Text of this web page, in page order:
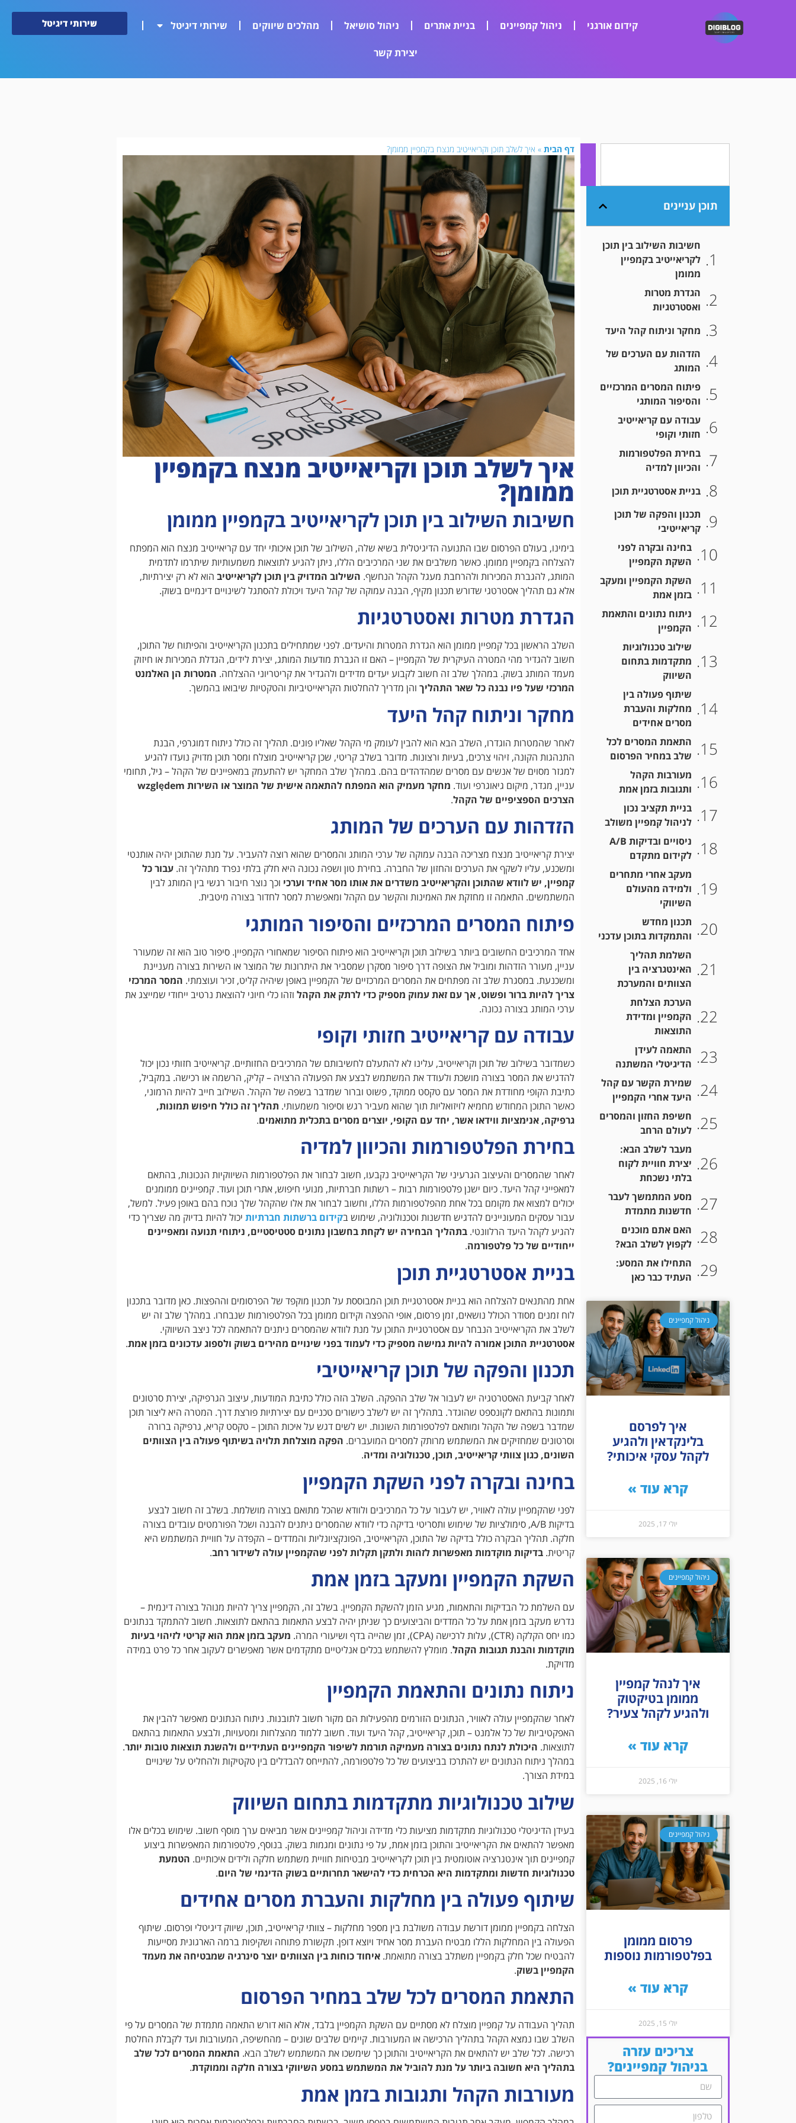
קידום אורגני ניהול קמפיינים בניית אתרים ניהול סושיאל מהלכים שיווקים שירותי דיגיטל
יצירת קשר
שירותי דיגיטל
חיפוש
תוכן עניינים
חשיבות השילוב בין תוכן
לקריאייטיב בקמפיין
ממומן
הגדרת מטרות
ואסטרטגיות
מחקר וניתוח קהל היעד
הזדהות עם הערכים של
המותג
פיתוח המסרים המרכזיים
והסיפור המותגי
עבודה עם קריאייטיב
חזותי וקופי
בחירת הפלטפורמות
והכיוון למדיה
בניית אסטרטגיית תוכן
תכנון והפקה של תוכן
קריאייטיבי
בחינה ובקרה לפני
השקת הקמפיין
השקת הקמפיין ומעקב
בזמן אמת
ניתוח נתונים והתאמת
הקמפיין
שילוב טכנולוגיות
מתקדמות בתחום
השיווק
שיתוף פעולה בין
מחלקות והעברת
מסרים אחידים
התאמת המסרים לכל
שלב במחיר הפרסום
מעורבות הקהל
ותגובות בזמן אמת
בניית תקציב נכון
לניהול קמפיין משולב
ניסויים ובדיקות A/B
לקידום מתקדם
מעקב אחרי מתחרים
ולמידה מהעולם
השיווקי
תכנון מחדש
והתמקדות בתוכן עדכני
השלמת תהליך
האינטגרציה בין
הצוותים והמערכת
הערכת הצלחת
הקמפיין ומדידת
התוצאות
התאמה לעידן
הדיגיטלי המשתנה
שמירת הקשר עם קהל
היעד אחרי הקמפיין
חשיפת החזון והמסרים
לעולם הרחב
מעבר לשלב הבא:
יצירת חוויית לקוח
בלתי נשכחת
מסע המתמשך לעבר
חדשנות מתמדת
האם אתם מוכנים
לקפוץ לשלב הבא?
התחילו את המסע:
העתיד כבר כאן
ניהול קמפיינים
איך לפרסם
בלינקדאין ולהגיע
לקהל עסקי איכותי?
קרא עוד »
יולי 17, 2025
ניהול קמפיינים
איך לנהל קמפיין
ממומן בטיקטוק
ולהגיע לקהל צעיר?
קרא עוד »
יולי 16, 2025
ניהול קמפיינים
פרסום ממומן
בפלטפורמות נוספות
קרא עוד »
יולי 15, 2025
צריכים עזרה
בניהול קמפיינים?
דף הבית » איך לשלב תוכן וקריאייטיב מנצח בקמפיין ממומן?
איך לשלב תוכן וקריאייטיב מנצח בקמפיין
ממומן?
חשיבות השילוב בין תוכן לקריאייטיב בקמפיין ממומן
בימינו, בעולם הפרסום שבו התנועה הדיגיטלית בשיא שלה, השילוב של תוכן איכותי יחד עם קריאייטיב מנצח הוא המפתח
להצלחה בקמפיין ממומן. כאשר משלבים את שני המרכיבים הללו, ניתן להגיע לתוצאות משמעותיות שיתרמו לתדמית
המותג, להגברת המכירות ולהרחבת מעגל הקהל הנחשף. השילוב המדויק בין תוכן לקריאייטיב הוא לא רק יצירתיות,
אלא גם תהליך אסטרטגי שדורש תכנון מקיף, הבנה עמוקה של קהל היעד ויכולת להסתגל לשינויים דינמיים בשוק.
הגדרת מטרות ואסטרטגיות
השלב הראשון בכל קמפיין ממומן הוא הגדרת המטרות והיעדים. לפני שמתחילים בתכנון הקריאייטיב והפיתוח של התוכן,
חשוב להגדיר מהי המטרה העיקרית של הקמפיין – האם זו הגברת מודעות המותג, יצירת לידים, הגדלת המכירות או חיזוק
מעמד המותג בשוק. במהלך שלב זה חשוב לקבוע יעדים מדידים ולהגדיר את קריטריוני ההצלחה. המטרות הן האלמנט
המרכזי שעל פיו נבנה כל שאר התהליך והן מדריך להחלטות הקריאייטיביות והטקטיות שיבואו בהמשך.
מחקר וניתוח קהל היעד
לאחר שהמטרות הוגדרו, השלב הבא הוא להבין לעומק מי הקהל שאליו פונים. תהליך זה כולל ניתוח דמוגרפי, הבנת
התנהגות הקונה, זיהוי צרכים, בעיות ורצונות. מדובר בשלב קריטי, שכן קריאייטיב מוצלח ומסר תוכן מדויק נועדו להגיע
למגזר מסוים של אנשים עם מסרים שמהדהדים בהם. במהלך שלב המחקר יש להתעמק במאפיינים של הקהל – גיל, תחומי
עניין, מגדר, מיקום גיאוגרפי ועוד.
מחקר מעמיק הוא המפתח להתאמה אישית של המוצר או השירות względem
הצרכים הספציפיים של הקהל.
הזדהות עם הערכים של המותג
יצירת קריאייטיב מנצח מצריכה הבנה עמוקה של ערכי המותג והמסרים שהוא רוצה להעביר. על מנת שהתוכן יהיה אותנטי
ומשכנע, עליו לשקף את הערכים והחזון של החברה. בחירת טון ושפה נכונה היא חלק בלתי נפרד מתהליך זה.עבור כל
קמפיין, יש לוודא שהתוכן והקריאייטיב משדרים את אותו מסר אחיד וערכי וכך נוצר חיבור רגשי בין המותג לבין
המשתמשים. התאמה זו מחזקת את האמינות והקשר עם הקהל ומאפשרת למסר לחדור בצורה מיטבית.
פיתוח המסרים המרכזיים והסיפור המותגי
אחד המרכיבים החשובים ביותר בשילוב תוכן וקריאייטיב הוא פיתוח הסיפור שמאחורי הקמפיין. סיפור טוב הוא זה שמעורר
עניין, מעורר הזדהות ומוביל את הצופה דרך סיפור מסקרן שמסביר את היתרונות של המוצר או השירות בצורה מעניינת
ומשכנעת. במסגרת שלב זה מפתחים את המסרים המרכזיים של הקמפיין באופן שיהיה קליט, זכיר ועוצמתי. המסר המרכזי
צריך להיות ברור ופשוט, אך עם זאת עמוק מספיק כדי לרתק את הקהל וזהו כלי חיוני להוצאת נרטיב ייחודי שמייצג את
ערכי המותג בצורה נכונה.
עבודה עם קריאייטיב חזותי וקופי
כשמדובר בשילוב של תוכן וקריאייטיב, עלינו לא להתעלם לחשיבותם של המרכיבים החזותיים. קריאייטיב חזותי נכון יכול
להדגיש את המסר בצורה מושכת ולעודד את המשתמש לבצע את הפעולה הרצויה – קליק, הרשמה או רכישה. במקביל,
כתיבת הקופי מחודדת את המסר עם טקסט ממוקד, פשוט וברור שמדבר בשפה של הקהל. השילוב חייב להיות הרמוני,
כאשר התוכן המחודש מחמיא לויזואליות תוך שהוא מעביר רגש וסיפור משמעותי. תהליך זה כולל חיפוש תמונות,
גרפיקה, אנימציות ווידאו אשר, יחד עם הקופי, יוצרים מסרים בתכלית מתואמים.
בחירת הפלטפורמות והכיוון למדיה
לאחר שהמסרים והעיצוב הגרעיני של הקריאייטיב נקבעו, חשוב לבחור את הפלטפורמות השיווקיות הנכונות, בהתאם
למאפייני קהל היעד. כיום ישנן פלטפורמות רבות – רשתות חברתיות, מנועי חיפוש, אתרי תוכן ועוד. קמפיינים ממומנים
יכולים למצוא את מקומם בכל אחת מהפלטפורמות הללו, וחשוב לבחור את אלו שהקהל שלך נוכח בהם באופן פעיל. למשל,
עבור עסקים המעוניינים להדגיש חדשנות וטכנולוגיה, שימוש בקידום ברשתות חברתיות יכול להיות בדיוק מה שצריך כדי
להגיע לקהל היעד הרלוונטי.בתהליך הבחירה יש לקחת בחשבון נתונים סטטיסטיים, ניתוחי תנועה ומאפיינים
ייחודיים של כל פלטפורמה.
בניית אסטרטגיית תוכן
אחת מהתנאים להצלחה הוא בניית אסטרטגיית תוכן המבוססת על תכנון מוקפד של הפרסומים וההפצות. כאן מדובר בתכנון
לוח זמנים מסודר הכולל נושאים, זמן פרסום, אופי ההפצה וקידום ממומן בכל הפלטפורמות שנבחרו. במהלך שלב זה יש
לשלב את הקריאייטיב הנבחר עם אסטרטגיית התוכן על מנת לוודא שהמסרים ניתנים להתאמה לכל ניצב השיווקי.
אסטרטגיית התוכן אמורה להיות גמישה מספיק כדי לעמוד בפני שינויים מהירים בשוק ולספוג עדכונים בזמן אמת.
תכנון והפקה של תוכן קריאייטיבי
לאחר קביעת האסטרטגיה יש לעבור אל שלב ההפקה. השלב הזה כולל כתיבת המודעות, עיצוב הגרפיקה, יצירת סרטונים
ותמונות בהתאם לקונספט שהוגדר. בתהליך זה יש לשלב כישורים טכניים עם יצירתיות פורצת דרך. המטרה היא ליצור תוכן
שמדבר בשפה של הקהל ומותאם לפלטפורמות השונות. יש לשים דגש על איכות התוכן – טקסט קריא, גרפיקה ברורה
וסרטונים שמחזיקים את המשתמש מרותק למסרים המועברים. הפקה מוצלחת תלויה בשיתוף פעולה בין הצוותים
השונים, כגון צוותי קריאייטיב, תוכן, טכנולוגיה ומדיה.
בחינה ובקרה לפני השקת הקמפיין
לפני שהקמפיין עולה לאוויר, יש לעבור על כל המרכיבים ולוודא שהכל מתואם בצורה מושלמת. בשלב זה חשוב לבצע
בדיקות A/B, סימולציות של שימוש ותסריטי בדיקה כדי לוודא שהמסרים ניתנים להבנה ושכל הפורמטים עובדים בצורה
חלקה. תהליך הבקרה כולל בדיקה של התוכן, הקריאייטיב, הפונקציונליות והמדדים – הקפדה על חוויית המשתמש היא
קריטית.בדיקות מוקדמות מאפשרות לזהות ולתקן תקלות לפני שהקמפיין עולה לשידור רחב.
השקת הקמפיין ומעקב בזמן אמת
עם השלמת כל הבדיקות והתאמות, מגיע הזמן להשקת הקמפיין. בשלב זה, הקמפיין צריך להיות מנוהל בצורה דינמית –
נדרש מעקב בזמן אמת על כל המדדים והביצועים כך שניתן יהיה לבצע התאמות בהתאם לתוצאות. חשוב להתמקד בנתונים
כמו יחס הקלקה (CTR), עלות לרכישה (CPA), זמן שהייה בדף ושיעורי המרה.
מעקב בזמן אמת הוא קריטי לזיהוי בעיות
מוקדמות והבנת תגובות הקהל. מומלץ להשתמש בכלים אנליטיים מתקדמים אשר מאפשרים לעקוב אחר כל פרט במידה
מדויקת.
ניתוח נתונים והתאמת הקמפיין
לאחר שהקמפיין עולה לאוויר, הנתונים הזורמים מהפעילות הם מקור חשוב לתובנות. ניתוח הנתונים מאפשר להבין את
האפקטיביות של כל אלמנט – תוכן, קריאייטיב, קהל היעד ועוד. חשוב ללמוד מהצלחות ומטעויות, ולבצע התאמות בהתאם
לתוצאות. היכולת לנתח נתונים בצורה מעמיקה תורמת לשיפור הקמפיינים העתידיים ולהשגת תוצאות טובות יותר.
במהלך ניתוח הנתונים יש להתרכז בביצועים של כל פלטפורמה, להתייחס להבדלים בין טקטיקות ולהחליט על שינויים
במידת הצורך.
שילוב טכנולוגיות מתקדמות בתחום השיווק
בעידן הדיגיטלי טכנולוגיות מתקדמות מציעות כלי מדידה וניהול קמפיינים אשר מביאים ערך מוסף חשוב. שימוש בכלים אלו
מאפשר להתאים את הקריאייטיב והתוכן בזמן אמת, על פי נתונים ומגמות בשוק. בנוסף, פלטפורמות המאפשרות ביצוע
קמפיינים תוך אינטגרציה אוטומטית בין תוכן לקריאייטיב מבטיחות חוויית משתמש חלקה ולידים איכותיים. הטמעת
טכנולוגיות חדשות ומתקדמות היא הכרחית כדי להישאר תחרותיים בשוק הדינמי של היום.
שיתוף פעולה בין מחלקות והעברת מסרים אחידים
הצלחה בקמפיין ממומן דורשת עבודה משולבת בין מספר מחלקות – צוותי קריאייטיב, תוכן, שיווק דיגיטלי ופרסום. שיתוף
הפעולה בין המחלקות הללו מבטיח העברת מסר אחיד ויוצא דופן. תקשורת פתוחה ושקיפות ברמה הארגונית מסייעות
להבטיח שכל חלק בקמפיין משתלב בצורה מתואמת.איחוד כוחות בין הצוותים יוצר סינרגיה שמבטיחה את מעמד
הקמפיין בשוק.
התאמת המסרים לכל שלב במחיר הפרסום
תהליך העבודה על קמפיין מוצלח לא מסתיים עם השקת הקמפיין בלבד, אלא הוא דורש התאמה מתמדת של המסרים על פי
השלב שבו נמצא הקהל בתהליך הרכישה או המעורבות. קיימים שלבים שונים – מהחשיפה, המעורבות ועד לקבלת החלטת
רכישה. לכל שלב יש להתאים את הקריאייטיב והתוכן כך שימשכו את המשתמש לשלב הבא. התאמת המסרים לכל שלב
בתהליך היא חשובה ביותר על מנת להוביל את המשתמש במסע השיווקי בצורה חלקה וממוקדת.
מעורבות הקהל ותגובות בזמן אמת